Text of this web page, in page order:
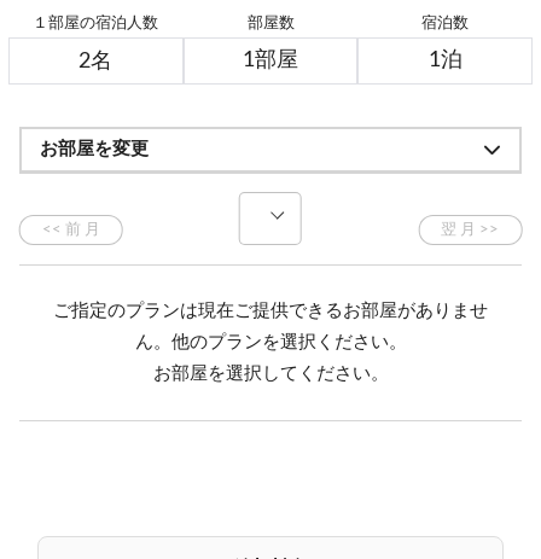
１部屋の宿泊人数 部屋数 宿泊数
お部屋を変更
ご指定のプランは現在ご提供できるお部屋がありませ
ん。他のプランを選択ください。
お部屋を選択してください。